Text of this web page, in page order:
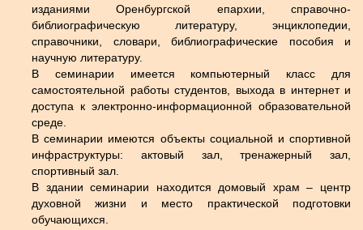
изданиями Оренбургской епархии, справочно-
библиографическую литературу, энциклопедии,
справочники, словари, библиографические пособия и
научную литературу.
В семинарии имеется компьютерный класс для
самостоятельной работы студентов, выхода в интернет и
доступа к электронно-информационной образовательной
среде.
В семинарии имеются объекты социальной и спортивной
инфраструктуры: актовый зал, тренажерный зал,
спортивный зал.
В здании семинарии находится домовый храм – центр
духовной жизни и место практической подготовки
обучающихся.